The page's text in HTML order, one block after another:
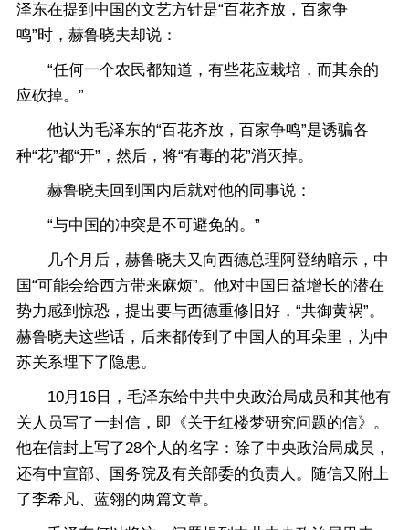
泽东在提到中国的文艺方针是“百花齐放，百家争
鸣”时，赫鲁晓夫却说：
“任何一个农民都知道，有些花应栽培，而其余的
应砍掉。”
他认为毛泽东的“百花齐放，百家争鸣”是诱骗各
种“花”都“开”，然后，将“有毒的花”消灭掉。
赫鲁晓夫回到国内后就对他的同事说：
“与中国的冲突是不可避免的。”
几个月后，赫鲁晓夫又向西德总理阿登纳暗示，中
国“可能会给西方带来麻烦”。他对中国日益增长的潜在
势力感到惊恐，提出要与西德重修旧好，“共御黄祸”。
赫鲁晓夫这些话，后来都传到了中国人的耳朵里，为中
苏关系埋下了隐患。
10月16日，毛泽东给中共中央政治局成员和其他有
关人员写了一封信，即《关于红楼梦研究问题的信》。
他在信封上写了28个人的名字：除了中央政治局成员，
还有中宣部、国务院及有关部委的负责人。随信又附上
了李希凡、蓝翎的两篇文章。